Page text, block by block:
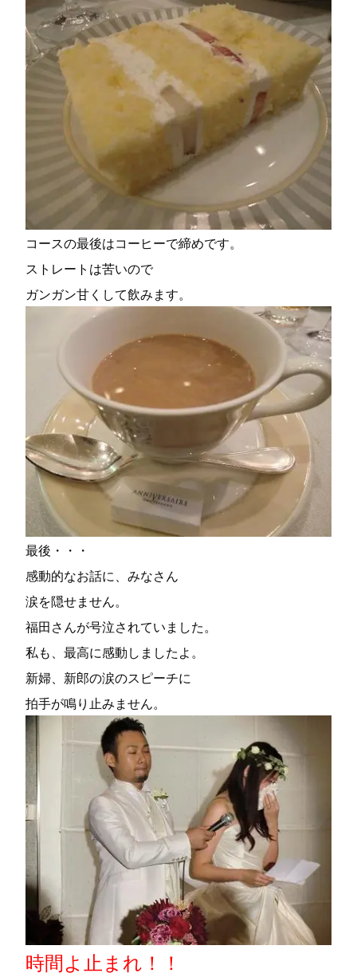
コースの最後はコーヒーで締めです。
ストレートは苦いので
ガンガン甘くして飲みます。
最後・・・
感動的なお話に、みなさん
涙を隠せません。
福田さんが号泣されていました。
私も、最高に感動しましたよ。
新婦、新郎の涙のスピーチに
拍手が鳴り止みません。
時間よ止まれ！！